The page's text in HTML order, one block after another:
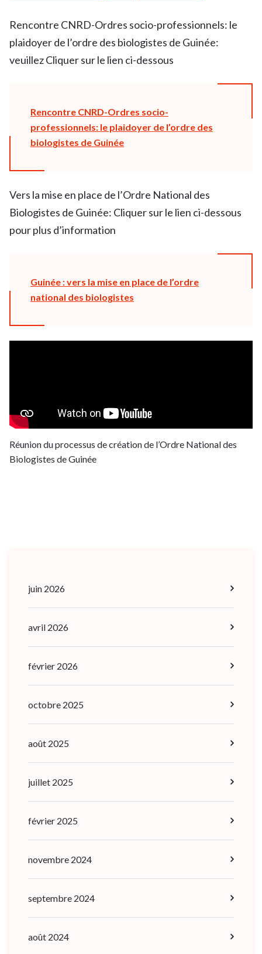
Rencontre CNRD-Ordres socio-professionnels: le
plaidoyer de l’ordre des biologistes de Guinée:
veuillez Cliquer sur le lien ci-dessous
Rencontre CNRD-Ordres socio-
professionnels: le plaidoyer de l’ordre des
biologistes de Guinée
Vers la mise en place de l’Ordre National des
Biologistes de Guinée: Cliquer sur le lien ci-dessous
pour plus d’information
Guinée : vers la mise en place de l’ordre
national des biologistes
Réunion du processus de création de l’Ordre National des
Biologistes de Guinée
juin 2026
avril 2026
février 2026
octobre 2025
août 2025
juillet 2025
février 2025
novembre 2024
septembre 2024
août 2024